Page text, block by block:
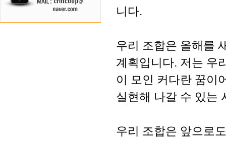
니다.
우리 조합은 올해를
계획입니다. 저는 우
이 모인 커다란 꿈이
실현해 나갈 수 있는
우리 조합은 앞으로